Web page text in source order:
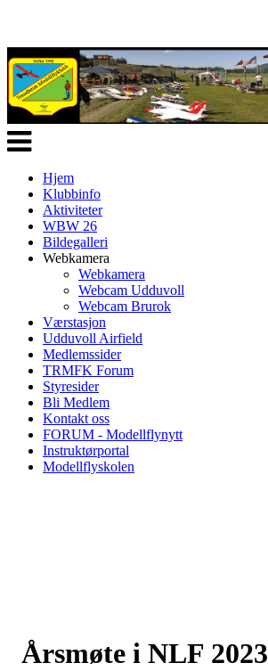
Veksle
navigasjon
Hjem
Klubbinfo
Aktiviteter
WBW 26
Bildegalleri
Webkamera
Webkamera
Webcam Udduvoll
Webcam Brurok
Værstasjon
Udduvoll Airfield
Medlemssider
TRMFK Forum
Styresider
Bli Medlem
Kontakt oss
FORUM - Modellflynytt
Instruktørportal
Modellflyskolen
Årsmøte i NLF 2023